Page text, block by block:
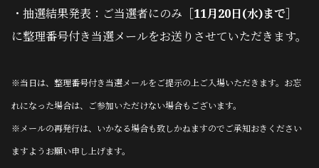
・抽選結果発表：ご当選者にのみ ［11月20日(水)まで］
に整理番号付き当選メールをお送りさせていただきます。
※当日は、整理番号付き当選メールをご提示の上ご入場いただきます。お忘
れになった場合は、ご参加いただけない場合もございます。
※メールの再発行は、いかなる場合も致しかねますのでご承知おきください
ますようお願い申し上げます。